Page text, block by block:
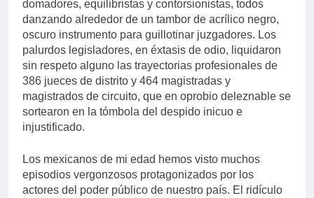
domadores, equilibristas y contorsionistas, todos
danzando alrededor de un tambor de acrílico negro,
oscuro instrumento para guillotinar juzgadores. Los
palurdos legisladores, en éxtasis de odio, liquidaron
sin respeto alguno las trayectorias profesionales de
386 jueces de distrito y 464 magistradas y
magistrados de circuito, que en oprobio deleznable se
sortearon en la tómbola del despido inicuo e
injustificado.
Los mexicanos de mi edad hemos visto muchos
episodios vergonzosos protagonizados por los
actores del poder público de nuestro país. El ridículo